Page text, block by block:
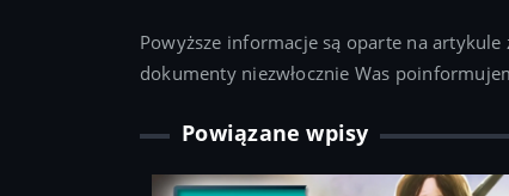
Powyższe informacje są oparte na artykule
dokumenty niezwłocznie Was
Powiązane wpisy